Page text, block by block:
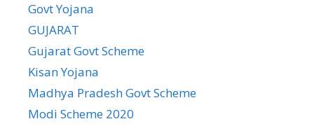
Govt Yojana
GUJARAT
Gujarat Govt Scheme
Kisan Yojana
Madhya Pradesh Govt Scheme
Modi Scheme 2020